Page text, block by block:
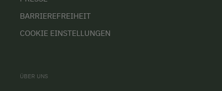
BARRIEREFREIHEIT
COOKIE EINSTELLUNGEN
ÜBER UNS